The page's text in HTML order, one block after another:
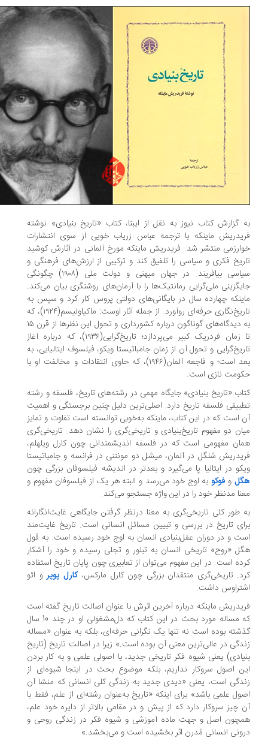
گزارش کتاب نیوز به نقل از ایبنا، کتاب «تاریخ بنیادی» نوشته
ماینکه با ترجمه عباس زریاب خویی از سوی انتشارات
منتشر شد. فریدریش ماینکه مورخ آلمانی در آثارش کوشید
فکری و سیاسی را تلفیق کند و ترکیبی از ارزش‌های فرهنگی و
سیاسی بیافریند. در جهان میهنی و دولت ملی (۱۹۰۸) چگونگی
ملی‌گرایی رمانتیک‌ها را با آرمان‌های روشنگری بیان می‌کند.
چهارده سال در بایگانی‌های دولتی پروس کار کرد و سپس به
تاریخ‌نگاری حرفه‌ای روآورد. از جمله آثار اوست: ماکیاولیسم(۱۹۲۴)، که
به دیدگاه‌های گوناگون درباره کشورداری و تحول این نظرها از قرن ۱۵
تا زمان فردریک کبیر می‌پردازد؛ تاریخ‌گرایی(۱۹۳۶)، که درباره آغاز
و تحول آن از زمان جامباتیستا ویکو، فیلسوف ایتالیایی، به
بعد است؛ و فاجعه آلمان(۱۹۴۶)، که حاوی انتقادات و مخالفت او با
نازی است.
«تاریخ بنیادی» جایگاه مهمی در رشته‌های تاریخ، فلسفه و رشته
فلسفه تاریخ دارد. اصلی‌ترین دلیل چنین برجستگی و اهمیت
است که در این کتاب، ماینکه به‌خوبی توانسته است تفاوت و تمایز
دو مفهوم تاریخ‌بنیادی و تاریخی‌گری را نشان دهد. تاریخی‌گری
مفهومی است که در فلسفه اندیشمندانی چون کارل ویلهلم،
شلگل در آلمان، میشل دو مونتنی در فرانسه و جامباتیستا
در ایتالیا پا می‌گیرد و بعدتر در اندیشه فیلسوفان بزرگی چون
وفوکو به اوج خود می‌رسد و البته هر یک از فیلسوفان مفهوم و
مدنظر خود را در این واژه جستجو می‌کند.
طور کلی تاریخی‌گری به معنا درنظر گرفتن جایگاهی غایت‌انگارانه
تاریخ در بررسی و تبیین مسائل انسانی است. تاریخ غایت‌مند
و در دوران عقل‌بنیادی انسان به اوج خود رسیده است. به قول
«روح» تاریخی انسان به تبلور و تجلی رسیده و خود را آشکار
است. در این مفهوم می‌توان از تعابیری چون پایان تاریخ استفاده
تاریخی‌گری منتقدان بزرگی چون کارل مارکس،کارل پوپرو ائو
داشت.
ماینکه درباره آخرین اثرش با عنوان اصالت تاریخ گفته است
که مساله مورد بحث در این کتاب که دل‌مشغولی او در چند 10 سال
بوده است نه تنها یک نگرانی حرفه‌ای، بلکه به عنوان «مساله
در عالی‌ترین معنی آن بوده است.» زیرا در اصالت تاریخ (تاریخ
یعنی شیوه فکر تاریخی جدید، با اصولی علمی و به کار بردن
اصول سروکار نداریم، بلکه موضوع بحث در اینجا شیوه‌ای از
است، یعنی «دیدی جدید به زندگی کلی انسانی که منشا آن
علمی باشد» برای اینکه «تاریخ به‌عنوان رشته‌ای از علم، فقط با
چیز سروکار دارد که از پیش و در مقامی بالاتر از دایره خود علم،
اصل و جهت ماده آموزشی و شیوه فکر در زندگی روحی و
انسانی مُدرن اثر بخشیده است و می‌بخشد.»